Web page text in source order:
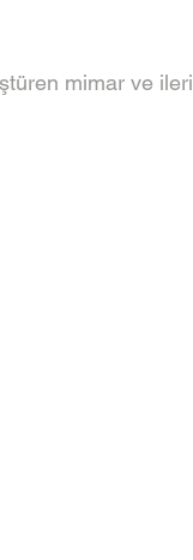
mimar ve ileri